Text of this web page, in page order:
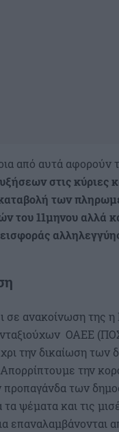
από αυτά αφορούν
στις κύριες
καταβολή των
του 11μηνου αλλά
σε ανακοίνωση της η
ΟΑΕΕ
την δικαίωση των
την
προπαγάνδα των
ψέματα και τις
επαναλαμβάνονται